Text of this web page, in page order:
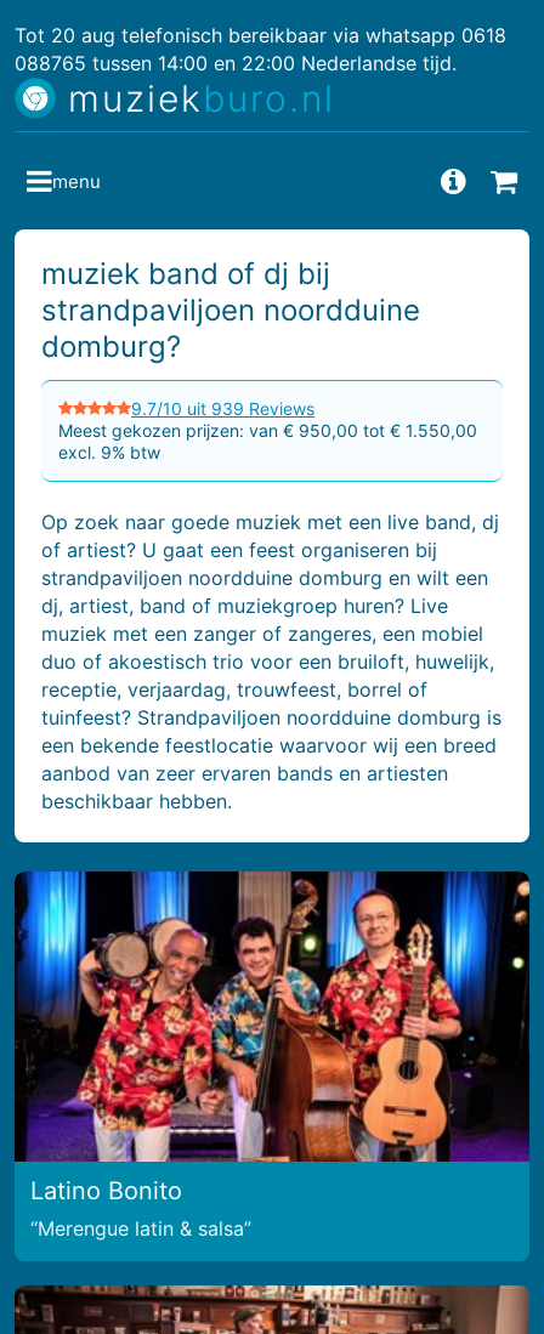
Tot 20 aug telefonisch bereikbaar via whatsapp 0618
088765 tussen 14:00 en 22:00 Nederlandse tijd.
muziekburo.nl
muziek band of dj bij
strandpaviljoen noordduine
domburg?
9.7/10 uit 939 Reviews
Meest gekozen prijzen: van € 950,00 tot € 1.550,00
excl. 9% btw
Op zoek naar goede muziek met een live band, dj
of artiest? U gaat een feest organiseren bij
strandpaviljoen noordduine domburg en wilt een
dj, artiest, band of muziekgroep huren? Live
muziek met een zanger of zangeres, een mobiel
duo of akoestisch trio voor een bruiloft, huwelijk,
receptie, verjaardag, trouwfeest, borrel of
tuinfeest? Strandpaviljoen noordduine domburg is
een bekende feestlocatie waarvoor wij een breed
aanbod van zeer ervaren bands en artiesten
beschikbaar hebben.
Latino Bonito
Merengue latin & salsa
menu